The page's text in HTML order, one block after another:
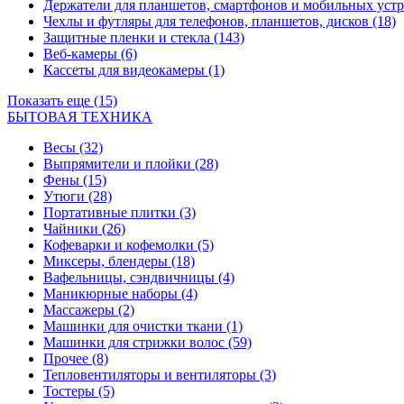
Держатели для планшетов, смартфонов и мобильных
Чехлы и футляры для телефонов, планшетов, дисков (18)
Защитные пленки и стекла (143)
Веб-камеры (6)
Кассеты для видеокамеры (1)
Показать еще (15)
БЫТОВАЯ ТЕХНИКА
Весы (32)
Выпрямители и плойки (28)
Фены (15)
Утюги (28)
Портативные плитки (3)
Чайники (26)
Кофеварки и кофемолки (5)
Миксеры, блендеры (18)
Вафельницы, сэндвичницы (4)
Маникюрные наборы (4)
Массажеры (2)
Машинки для очистки ткани (1)
Машинки для стрижки волос (59)
Прочее (8)
Тепловентиляторы и вентиляторы (3)
Тостеры (5)